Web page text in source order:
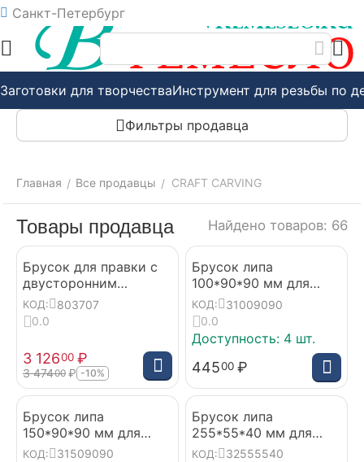
Санкт-Петербург
Заготовки для творчестваИнструмент для резьбы по
Фильтры продавца
Главная / Все продавцы / CRAFT CARVING
Товары продавца Найдено товаров: 66
Брусок для правки с
двусторонним
кожаным слоем с
ручкой 360*70
КОД:
803707
0.0
3 12600 ₽
3 47400 ₽ -10%
Брусок липа
100*90*90 мм для
вырезания
КОД:
31009090
0.0
Доступность: 4 шт.
44500 ₽
Брусок липа
150*90*90 мм для
вырезания куксы
КОД:
31509090
Брусок липа
255*55*40 мм для
вырезания ложек
КОД:
32555540
Меню